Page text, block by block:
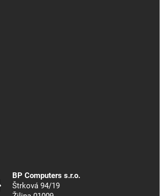
BP Computers s.r.o.
Štrková 94/19